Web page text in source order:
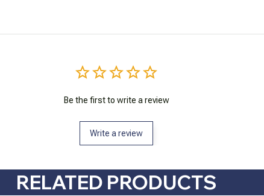
Be the first to write a review
Write a review
RELATED PRODUCTS